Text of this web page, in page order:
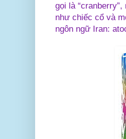
gọi là
như chiếc cổ và
ngôn ngữ Iran: